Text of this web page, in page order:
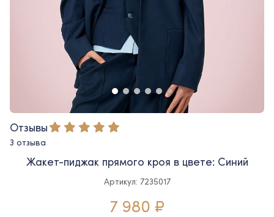
Отзывы
3 отзыва
Жакет-пиджак прямого кроя в цвете: Синий
Артикул: 7235017
7 980 ₽